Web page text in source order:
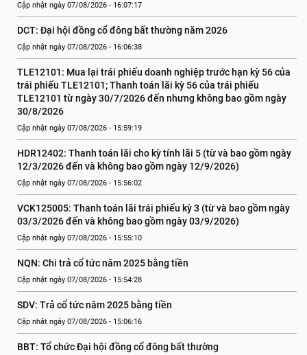
Cập nhật ngày 07/08/2026 - 16:07:17
DCT: Đại hội đồng cổ đông bất thường năm 2026
Cập nhật ngày 07/08/2026 - 16:06:38
TLE12101: Mua lại trái phiếu doanh nghiệp trước hạn kỳ 56 của
trái phiếu TLE12101; Thanh toán lãi kỳ 56 của trái phiếu
TLE12101 từ ngày 30/7/2026 đến nhưng không bao gồm ngày
30/8/2026
Cập nhật ngày 07/08/2026 - 15:59:19
HDR12402: Thanh toán lãi cho kỳ tính lãi 5 (từ và bao gồm ngày
12/3/2026 đến và không bao gồm ngày 12/9/2026)
Cập nhật ngày 07/08/2026 - 15:56:02
VCK125005: Thanh toán lãi trái phiếu kỳ 3 (từ và bao gồm ngày
03/3/2026 đến và không bao gồm ngày 03/9/2026)
Cập nhật ngày 07/08/2026 - 15:55:10
NQN: Chi trả cổ tức năm 2025 bằng tiền
Cập nhật ngày 07/08/2026 - 15:54:28
SDV: Trả cổ tức năm 2025 bằng tiền
Cập nhật ngày 07/08/2026 - 15:06:16
BBT: Tổ chức Đại hội đồng cổ đông bất thường